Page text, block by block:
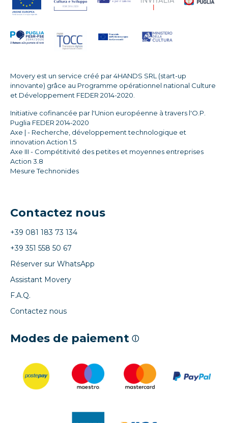
Movery est un service créé par 4HANDS SRL (start-up
innovante) grâce au Programme opérationnel national Culture
et Développement FEDER 2014-2020.
Initiative cofinancée par l'Union européenne à travers l'O.P.
Puglia FEDER 2014-2020
Axe | - Recherche, développement technologique et
innovation Action 1.5
Axe III - Compétitivité des petites et moyennes entreprises
Action 3.8
Mesure Technonides
Contactez nous
+39 081 183 73 134
+39 351 558 50 67
Réserver sur WhatsApp
Assistant Movery
F.A.Q.
Contactez nous
Modes de paiement ⓘ